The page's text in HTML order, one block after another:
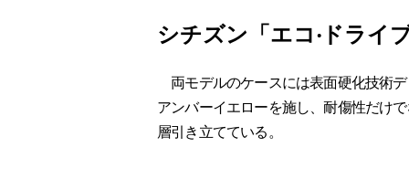
シチズン「エコ‧ドライ
両モデルのケースには表面硬化技術
アンバーイエローを施し、耐傷性だけ
層引き立てている。